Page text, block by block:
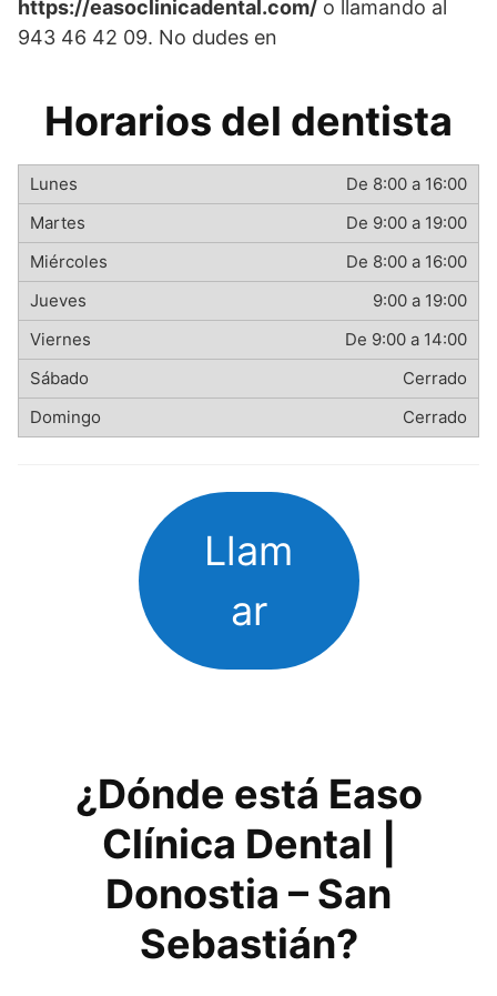
https://easoclinicadental.com/ o llamando al
943 46 42 09. No dudes en
Horarios del dentista
De 8:00 a 16:00
De 9:00 a 19:00
De 8:00 a 16:00
9:00 a 19:00
De 9:00 a 14:00
Cerrado
Cerrado
Llam
ar
¿Dónde está Easo
Clínica Dental |
Donostia – San
Sebastián?